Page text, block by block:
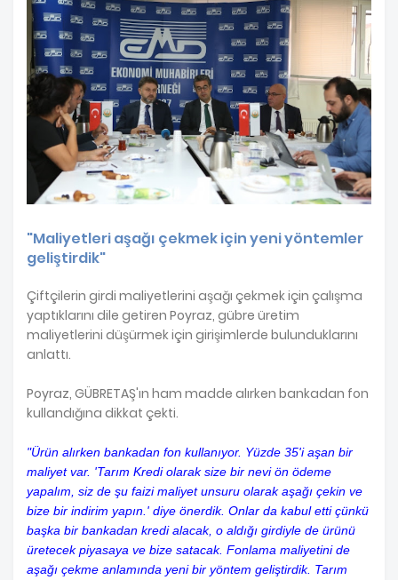
"Maliyetleri aşağı çekmek için yeni yöntemler
geliştirdik"
Çiftçilerin girdi maliyetlerini aşağı çekmek için çalışma
yaptıklarını dile getiren Poyraz, gübre üretim
maliyetlerini düşürmek için girişimlerde bulunduklarını
anlattı.
Poyraz, GÜBRETAŞ'ın ham madde alırken bankadan fon
kullandığına dikkat çekti.
"Ürün alırken bankadan fon kullanıyor. Yüzde 35'i aşan bir
maliyet var. 'Tarım Kredi olarak size bir nevi ön ödeme
yapalım, siz de şu faizi maliyet unsuru olarak aşağı çekin ve
bize bir indirim yapın.' diye önerdik. Onlar da kabul etti çünkü
başka bir bankadan kredi alacak, o aldığı girdiyle de ürünü
üretecek piyasaya ve bize satacak. Fonlama maliyetini de
aşağı çekme anlamında yeni bir yöntem geliştirdik. Tarım